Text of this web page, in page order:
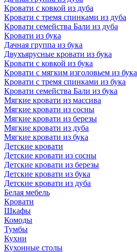
Кровати с ковкой из дуба
Кровати с тремя спинками из дуба
Кровати семейства Бали из дуба
Кровати из бука
Дачная группа из бука
Двухъярусные кровати из бука
Кровати с ковкой из бука
Кровати с мягким изголовьем из бука
Кровати с тремя спинками из бука
Кровати семейства Бали из бука
Мягкие кровати из массива
Мягкие кровати из сосны
Мягкие кровати из березы
Мягкие кровати из дуба
Мягкие кровати из бука
Детские кровати
Детские кровати из сосны
Детские кровати из березы
Детские кровати из бука
Детские кровати из дуба
Белая мебель
Кровати
Шкафы
Комоды
Тумбы
Кухни
Кухонные столы